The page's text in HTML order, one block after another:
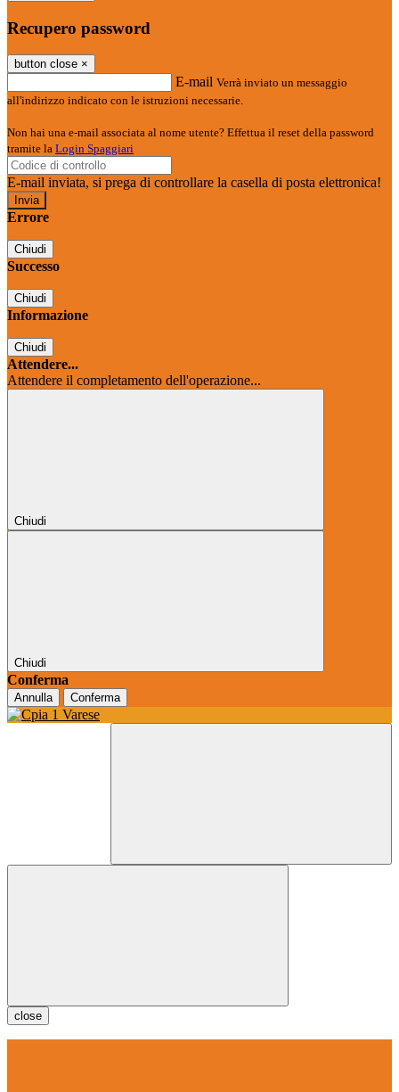
Recupero password
button close ×
E-mail Verrà inviato un messaggio
all'indirizzo indicato con le istruzioni necessarie.
Non hai una e-mail associata al nome utente? Effettua il reset della password
tramite la Login Spaggiari
E-mail inviata, si prega di controllare la casella di posta elettronica!
Errore
Chiudi
Successo
Chiudi
Informazione
Chiudi
Attendere...
Attendere il completamento dell'operazione...
Chiudi
Chiudi
Conferma
Annulla Conferma
close